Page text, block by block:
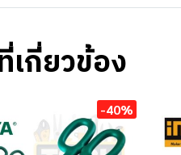
กี่ยวข้อง
-40%